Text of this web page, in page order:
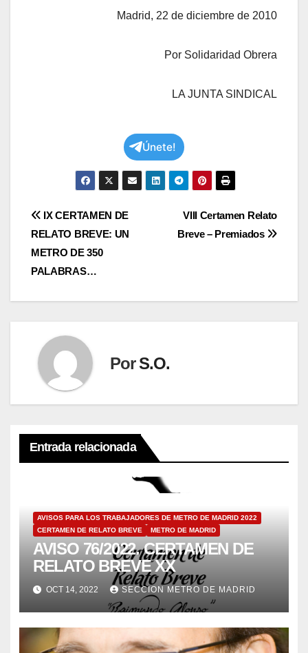
Madrid, 22 de diciembre de 2010
Por Solidaridad Obrera
LA JUNTA SINDICAL
Únete!
Navegación
de
entradas
VIII Certamen Relato
Breve – Premiados
IX CERTAMEN DE
RELATO BREVE: UN
METRO DE 350
PALABRAS…
PorS.O.
Entrada relacionada
AVISOS PARA LOS TRABAJADORES DE METRO DE MADRID 2022
CERTAMEN DE RELATO BREVE
METRO DE MADRID
AVISO 76/2022. CERTAMEN DE
RELATO BREVE XX
OCT 14, 2022 SECCION METRO DE MADRID